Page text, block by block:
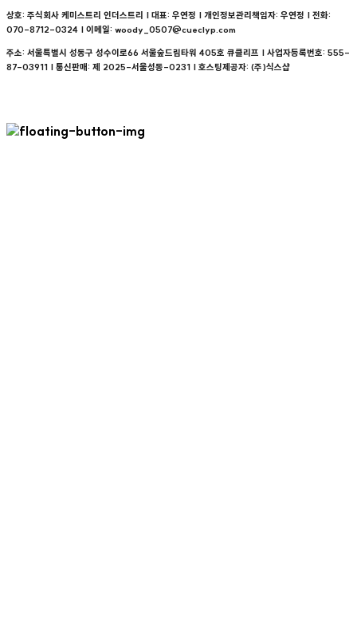
상호: 주식회사 케미스트리 인더스트리 | 대표: 우연정 | 개인정보관리책임자: 우연정 | 전화:
070-8712-0324 | 이메일: woody_0507@cueclyp.com
주소: 서울특별시 성동구 성수이로66 서울숲드림타워 405호 큐클리프 | 사업자등록번호: 555-
87-03911 | 통신판매: 제 2025-서울성동-0231 | 호스팅제공자: (주)식스샵